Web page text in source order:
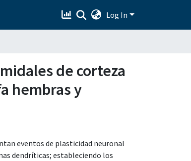
Log In
de corteza
hembras y
eventos de plasticidad neuronal
dendríticas; estableciendo los